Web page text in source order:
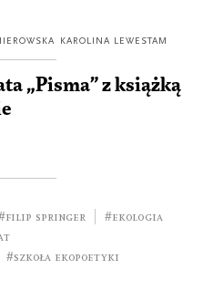
KAROLINA LEWESTAM
„Pisma” z książką
Springer
#ekologia
#Szkoła Ekopoetyki